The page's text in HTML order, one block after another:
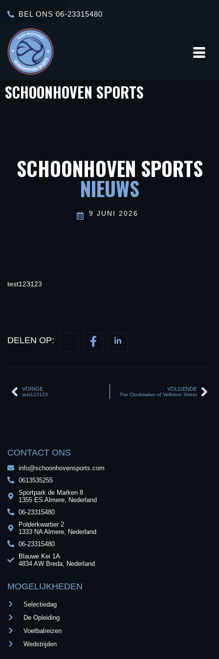
BEL ONS 06-23315480
Over
Ons
Contact
SCHOONHOVEN SPORTS
SCHOONHOVEN SPORTS
NIEUWS
9 JUNI 2026
test123123
DELEN OP:
VORIGE
test123123
VOLGENDE
The Clockmaker of Vellmont Street
CONTACT ONS
info@schoonhovensports.com
0613535255
Sportpark de Marken 8
1355 ES Almere, Nederland
06-23315480
Polderkwartier 2
1333 NA Almere, Nederland
06-23315480
Blauwe Kei 1A
4834 AW Breda, Nederland
MOGELIJKHEDEN
Selectiedag
De Opleiding
Voetbalreizen
Wedstrijden